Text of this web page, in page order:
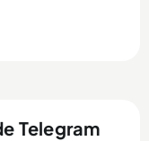
Telegram